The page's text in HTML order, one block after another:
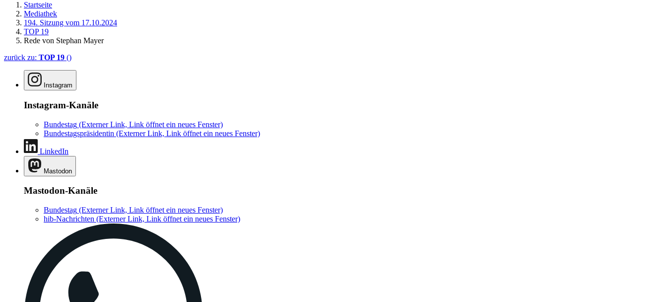
Startseite
Mediathek
194. Sitzung vom 17.10.2024
TOP 19
Rede von Stephan Mayer
zurück zu: TOP 19 ()
Instagram
Instagram-Kanäle
Bundestag (Externer Link, Link öffnet ein neues Fenster)
Bundestagspräsidentin (Externer Link, Link öffnet ein neues Fenster)
LinkedIn
Mastodon
Mastodon-Kanäle
Bundestag (Externer Link, Link öffnet ein neues Fenster)
hib-Nachrichten (Externer Link, Link öffnet ein neues Fenster)